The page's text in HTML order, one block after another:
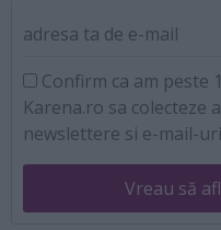
adresa ta de e-mail
Confirm ca am peste
Karena.ro sa colecteze
newslettere si e-mail-
Vreau să